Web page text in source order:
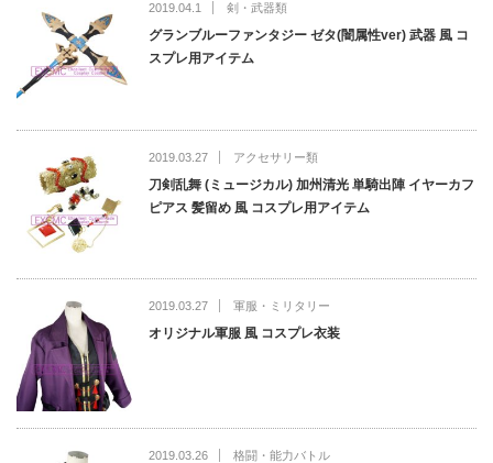
2019.04.1 剣・武器類
グランブルーファンタジー ゼタ(闇属性ver) 武器 風 コ
スプレ用アイテム
2019.03.27 アクセサリー類
刀剣乱舞 (ミュージカル) 加州清光 単騎出陣 イヤーカフ
ピアス 髪留め 風 コスプレ用アイテム
2019.03.27 軍服・ミリタリー
オリジナル軍服 風 コスプレ衣装
2019.03.26 格闘・能力バトル